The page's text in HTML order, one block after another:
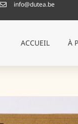
info@dutea.be
ACCUEIL À